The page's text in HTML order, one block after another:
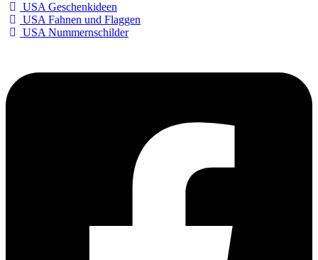
USA Geschenkideen
USA Fahnen und Flaggen
USA Nummernschilder